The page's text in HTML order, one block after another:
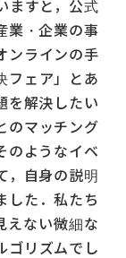
ますと，公式
業・企業の事
ンラインの手
フェア」とあ
を解決したい
のマッチング
のようなイベ
，自身の説明
した．私たち
えない微細な
ゴリズムでし